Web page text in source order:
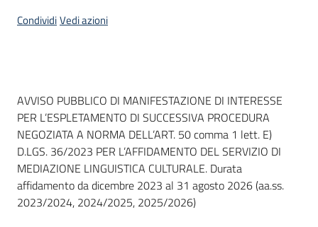
su
CondividiVedi azioni
Dati del bando
AVVISO PUBBLICO DI MANIFESTAZIONE DI INTERESSE
PER L’ESPLETAMENTO DI SUCCESSIVA PROCEDURA
NEGOZIATA A NORMA DELL’ART. 50 comma 1 lett. E)
D.LGS. 36/2023 PER L’AFFIDAMENTO DEL SERVIZIO DI
MEDIAZIONE LINGUISTICA CULTURALE. Durata
affidamento da dicembre 2023 al 31 agosto 2026 (aa.ss.
2023/2024, 2024/2025, 2025/2026)